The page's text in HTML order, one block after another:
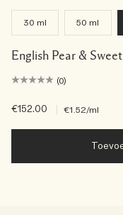
30 ml 50 ml
English Pear &
(0)
€152.00 €1.52/ml